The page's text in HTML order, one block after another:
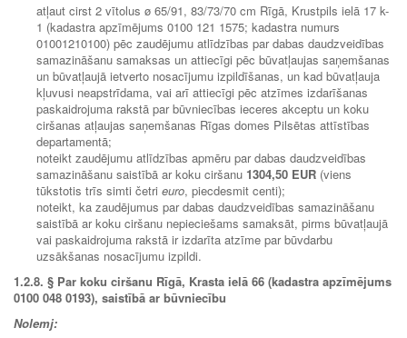
atļaut cirst 2 vītolus ø 65/91, 83/73/70 cm Rīgā, Krustpils ielā 17 k-
1 (kadastra apzīmējums 0100 121 1575; kadastra numurs
01001210100) pēc zaudējumu atlīdzības par dabas daudzveidības
samazināšanu samaksas un attiecīgi pēc būvatļaujas saņemšanas
un būvatļaujā ietverto nosacījumu izpildīšanas, un kad būvatļauja
kļuvusi neapstrīdama, vai arī attiecīgi pēc atzīmes izdarīšanas
paskaidrojuma rakstā par būvniecības ieceres akceptu un koku
ciršanas atļaujas saņemšanas Rīgas domes Pilsētas attīstības
departamentā;
noteikt zaudējumu atlīdzības apmēru par dabas daudzveidības
samazināšanu saistībā ar koku ciršanu 1304,50 EUR (viens
tūkstotis trīs simti četri euro, piecdesmit centi);
noteikt, ka zaudējumus par dabas daudzveidības samazināšanu
saistībā ar koku ciršanu nepieciešams samaksāt, pirms būvatļaujā
vai paskaidrojuma rakstā ir izdarīta atzīme par būvdarbu
uzsākšanas nosacījumu izpildi.
1.2.8. § Par koku ciršanu Rīgā, Krasta ielā 66 (kadastra apzīmējums
0100 048 0193), saistībā ar būvniecību
Nolemj: